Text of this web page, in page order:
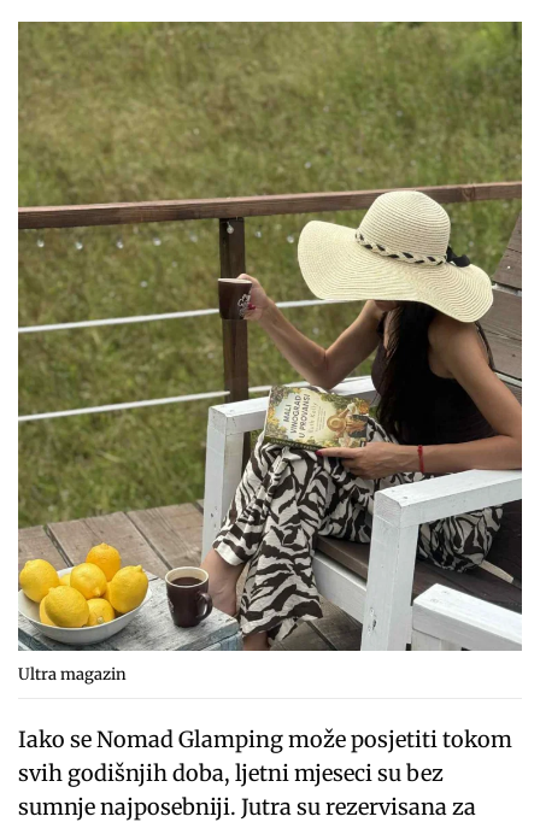
Ultra magazin
Iako se Nomad Glamping može posjetiti tokom
svih godišnjih doba, ljetni mjeseci su bez
sumnje najposebniji. Jutra su rezervisana za